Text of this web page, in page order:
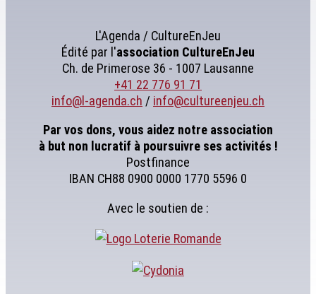
L'Agenda / CultureEnJeu
Édité par l'association CultureEnJeu
Ch. de Primerose 36 - 1007 Lausanne
+41 22 776 91 71
info@l-agenda.ch / info@cultureenjeu.ch
Par vos dons, vous aidez notre association
à but non lucratif à poursuivre ses activités !
Postfinance
IBAN CH88 0900 0000 1770 5596 0
Avec le soutien de :